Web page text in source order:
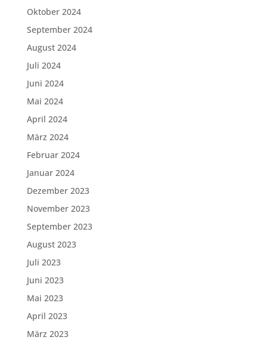
Oktober 2024
September 2024
August 2024
Juli 2024
Juni 2024
Mai 2024
April 2024
März 2024
Februar 2024
Januar 2024
Dezember 2023
November 2023
September 2023
August 2023
Juli 2023
Juni 2023
Mai 2023
April 2023
März 2023